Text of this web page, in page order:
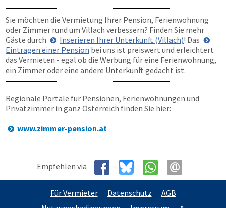
Sie möchten die Vermietung Ihrer Pension, Ferienwohnung
oder Zimmer rund um Villach verbessern? Finden Sie mehr
Gäste durch
Inserieren Ihrer Unterkunft (Villach)! Das
Eintragen einer Pension bei uns ist preiswert und erleichtert
das Vermieten - egal ob die Werbung für eine Ferienwohnung,
ein Zimmer oder eine andere Unterkunft gedacht ist.
Regionale Portale für Pensionen, Ferienwohnungen und
Privatzimmer in ganz Österreich finden Sie hier:
www.zimmer-pension.at
Empfehlen via
Für Vermieter Datenschutz
AGB